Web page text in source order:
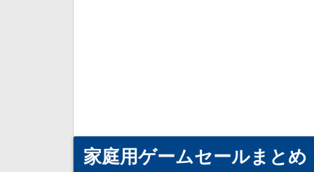
家庭用ゲームセールまとめ